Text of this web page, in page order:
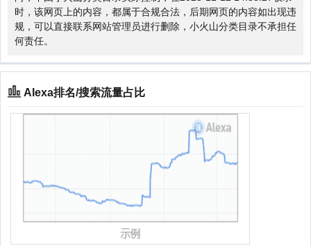
时，该网页上的内容，都属于合规合法，后期网页的内容如出现违
规，可以直接联系网站管理员进行删除，小火山分类目录不承担任
何责任。
Alexa排名/搜索流量占比